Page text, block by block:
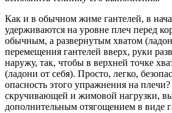
Как и в обычном жиме гантелей, в
удерживаются на уровне плеч перед
обычным, а развернутым хватом
перемещения гантелей вверх, руки
наружу, так, чтобы в верхней точке
(ладони от себя). Просто, легко,
опасность этого упражнения на
скручивающей и жимовой нагрузки,
дополнительным отягощением в виде